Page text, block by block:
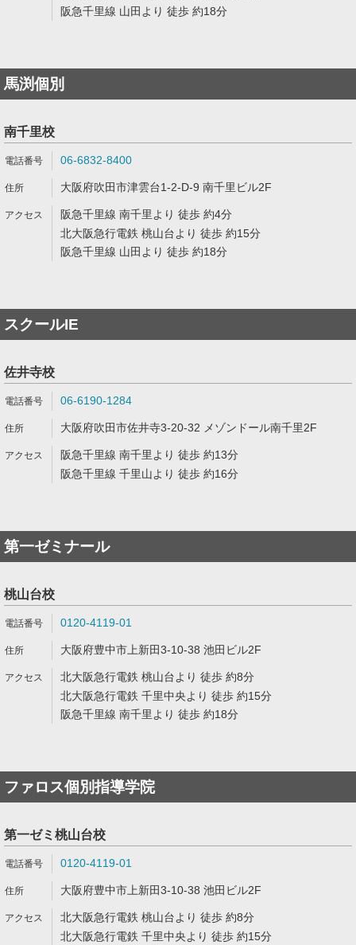
阪急千里線 山田より 徒歩 約18分
馬渕個別
南千里校
06-6832-8400
大阪府吹田市津雲台1-2-D-9 南千里ビル2F
阪急千里線 南千里より 徒歩 約4分
北大阪急行電鉄 桃山台より 徒歩 約15分
阪急千里線 山田より 徒歩 約18分
スクールIE
佐井寺校
06-6190-1284
大阪府吹田市佐井寺3-20-32 メゾンドール南千里2F
阪急千里線 南千里より 徒歩 約13分
阪急千里線 千里山より 徒歩 約16分
第一ゼミナール
桃山台校
0120-4119-01
大阪府豊中市上新田3-10-38 池田ビル2F
北大阪急行電鉄 桃山台より 徒歩 約8分
北大阪急行電鉄 千里中央より 徒歩 約15分
阪急千里線 南千里より 徒歩 約18分
ファロス個別指導学院
第一ゼミ桃山台校
0120-4119-01
大阪府豊中市上新田3-10-38 池田ビル2F
北大阪急行電鉄 桃山台より 徒歩 約8分
北大阪急行電鉄 千里中央より 徒歩 約15分